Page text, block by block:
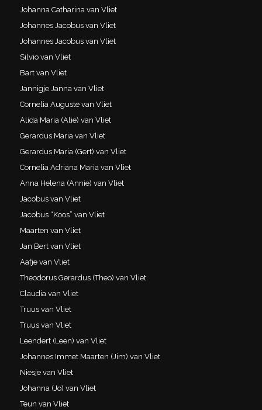
Johanna Catharina van Vliet
Johannes Jacobus van Vliet
Johannes Jacobus van Vliet
Silvio van Vliet
Bart van Vliet
Jannigje Janna van Vliet
Cornelia Auguste van Vliet
Alida Maria (Alie) van Vliet
Gerardus Maria van Vliet
Gerardus Maria (Gert) van Vliet
Cornelia Adriana Maria van Vliet
Anna Helena (Annie) van Vliet
Jacobus van Vliet
Jacobus “Koos” van Vliet
Maarten van Vliet
Jan Bert van Vliet
Aafje van Vliet
Theodorus Gerardus (Theo) van Vliet
Claudia van Vliet
Truus van Vliet
Truus van Vliet
Leendert (Leen) van Vliet
Johannes Immet Maarten (Jim) van Vliet
Niesje van Vliet
Johanna (Jo) van Vliet
Teun van Vliet